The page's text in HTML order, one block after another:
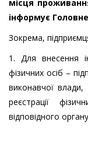
місця
інформує
Зокрема,
1. Для внесення
фізичних осіб –
виконавчої
реєстрації
відповідного